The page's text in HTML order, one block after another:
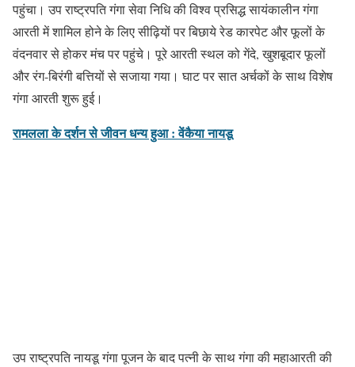
पहुंचा। उप राष्ट्रपति गंगा सेवा निधि की विश्व प्रसिद्ध सायंकालीन गंगा
आरती में शामिल होने के लिए सीढ़ियों पर बिछाये रेड कारपेट और फूलों के
वंदनवार से होकर मंच पर पहुंचे। पूरे आरती स्थल को गेंदे, खुशबूदार फूलों
और रंग-बिरंगी बत्तियों से सजाया गया। घाट पर सात अर्चकों के साथ विशेष
गंगा आरती शुरू हुई।
रामलला के दर्शन से जीवन धन्य हुआ : वेंकैया नायडू
उप राष्ट्रपति नायडू गंगा पूजन के बाद पत्नी के साथ गंगा की महाआरती की